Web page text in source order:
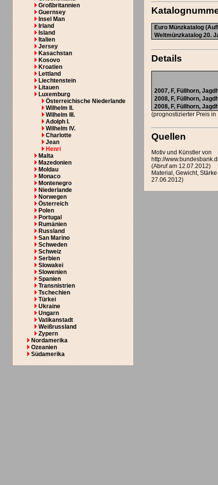
Großbritannien
Guernsey
Insel Man
Irland
Island
Italien
Jersey
Kasachstan
Kosovo
Kroatien
Lettland
Liechtenstein
Litauen
Luxemburg
Österreichische Niederlande
Wilhelm II.
Wilhelm III.
Adolph I.
Wilhelm IV.
Charlotte
Jean
Henri
Malta
Mazedonien
Moldau
Monaco
Montenegro
Niederlande
Norwegen
Österreich
Polen
Portugal
Rumänien
Russland
San Marino
Schweden
Schweiz
Serbien
Slowakei
Slowenien
Spanien
Transnistrien
Tschechien
Türkei
Ukraine
Ungarn
Vatikanstadt
Weißrussland
Zypern
Nordamerika
Ozeanien
Südamerika
Euro Münzkatalog
Weltmünzkatalog 20.
Details
2007, F, Füllhorn,
2008, F, Füllhorn,
2008, F, Füllhorn,
(prognostizierter Preis
Quellen
Motiv und Künstler von
http://
(Abruf am 12.07.2012)
Material, Gewicht,
27.06.2012)